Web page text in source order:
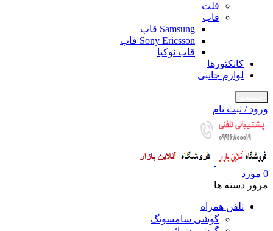
فلت
قاب
Samsung قاب
Sony Ericsson قاب
قاب نوکیا
کانکتورها
لوازم جانبی
ورود / ثبت نام
0 مورد
مرور دسته ها
تلفن همراه
گوشی سامسونگ